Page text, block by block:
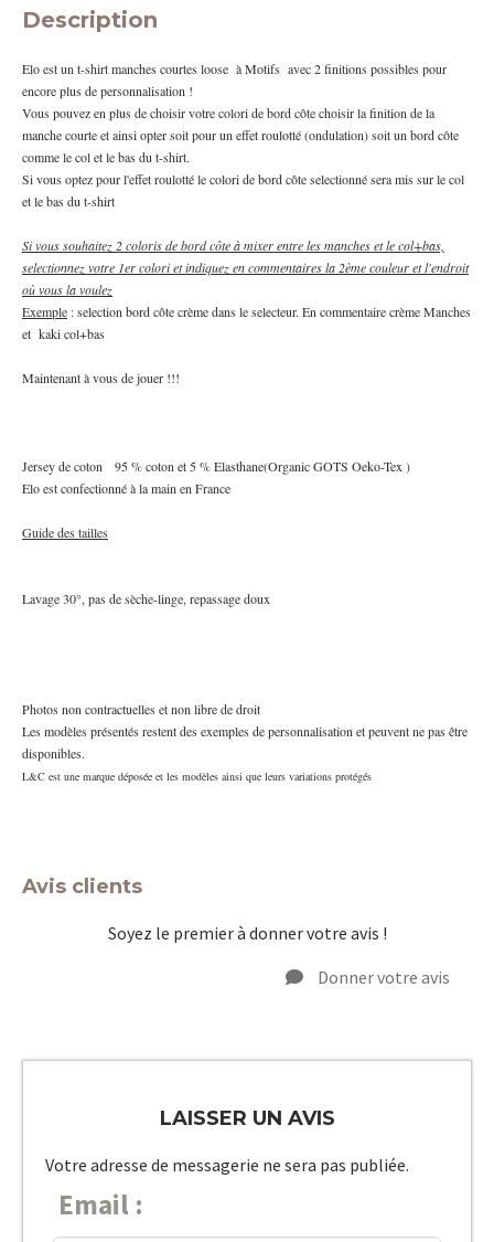
Description
Elo est un t-shirt manches courtes loose à Motifs avec 2 finitions possibles pour
encore plus de personnalisation !
Vous pouvez en plus de choisir votre colori de bord côte choisir la finition de la
manche courte et ainsi opter soit pour un effet roulotté (ondulation) soit un bord côte
comme le col et le bas du t-shirt.
Si vous optez pour l'effet roulotté le colori de bord côte selectionné sera mis sur le col
et le bas du t-shirt
Si vous souhaitez 2 coloris de bord côte à mixer entre les manches et le col+bas,
selectionnez votre 1er colori et indiquez en commentaires la 2ème couleur et l'endroit
où vous la voulez
Exemple : selection bord côte crème dans le selecteur. En commentaire crème Manches
et kaki col+bas
Maintenant à vous de jouer !!!
Jersey de coton 95 % coton et 5 % Elasthane(Organic GOTS Oeko-Tex )
Elo est confectionné à la main en France
Guide des tailles
Lavage 30°, pas de sèche-linge, repassage doux
Photos non contractuelles et non libre de droit
Les modèles présentés restent des exemples de personnalisation et peuvent ne pas être
disponibles.
L&C est une marque déposée et les modèles ainsi que leurs variations protégés
Avis clients
Soyez le premier à donner votre avis !
Donner votre avis
LAISSER UN AVIS
Votre adresse de messagerie ne sera pas publiée.
Email :